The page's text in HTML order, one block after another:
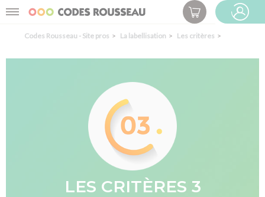
Menu
Codes Rousseau - Site pros La labellisation Les critères
LES CRITÈRES 3
Panneau de gestion des cookies